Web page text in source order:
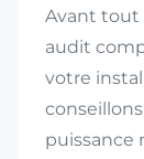
Avant tout
audit
votre
puissance